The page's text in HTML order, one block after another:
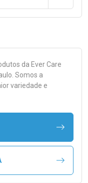
da Ever Care
Somos a
variedade e